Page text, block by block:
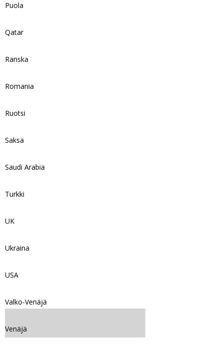
Puola
Qatar
Ranska
Romania
Ruotsi
Saksa
Saudi Arabia
Turkki
UK
Ukraina
USA
Valko-Venäjä
Venäjä